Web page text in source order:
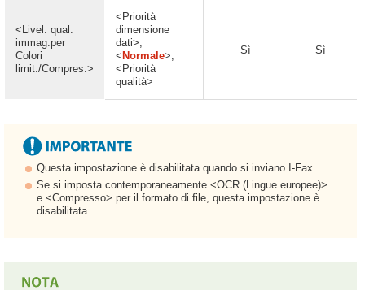
<Livel. qual.
immag.per
Colori
limit./Compres.>
<Priorità
dimensione
dati>,
< Normale>,
<Priorità
qualità>
Sì Sì
Questa impostazione è disabilitata quando si inviano I-Fax.
Se si imposta contemporaneamente <OCR (Lingue europee)>
e <Compresso> per il formato di file, questa impostazione è
disabilitata.